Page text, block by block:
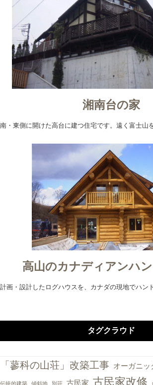
湘南台の家
南・東側に開けた高台に建つ住宅です。遠く富士山
高山のカナディアンハ
計画・設計したログハウスを、カナダの現地でハン
タグクラウド
「蓼科の山荘」改築工事 オーガニッ
伝統的建築 傾斜地 別荘 古民家 古民家改修